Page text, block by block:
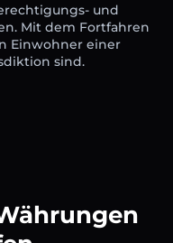
und
Mit dem Fortfahren
Einwohner einer
sind.